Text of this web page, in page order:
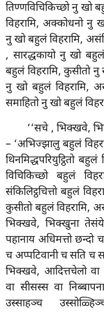
तिण्णविचिकिच्छो नु खो
विहरामि, अक्कोधनो नु
नु खो बहुलं विहरामि,
, सारद्धकायो नु खो
बहुलं विहरामि, कुसीतो नु
नु खो बहुलं विहरामि,
समाहितो नु खो बहुलं
‘‘सचे , भिक्खवे,
– ‘अभिज्झालु बहुलं
थिनमिद्धपरियुट्ठितो
विचिकिच्छो बहुलं
संकिलिट्ठचित्तो बहुलं
कुसीतो बहुलं विहरामि,
भिक्खवे, भिक्खुना
पहानाय अधिमत्तो छन्दो
च अप्पटिवानी च सति च
भिक्खवे, आदित्तचेलो
वा सीसस्स वा
उस्साहञ्च